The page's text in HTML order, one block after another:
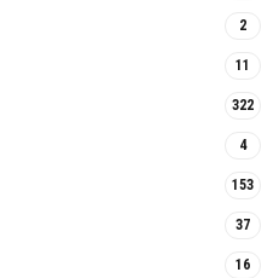
2
11
322
4
153
37
16